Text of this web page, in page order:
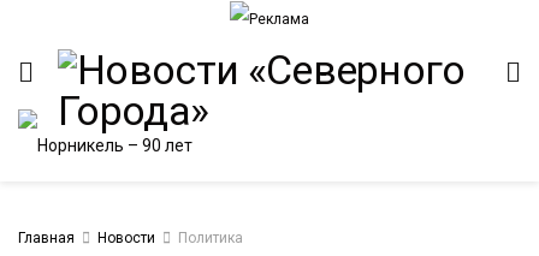
Главная Новости Политика